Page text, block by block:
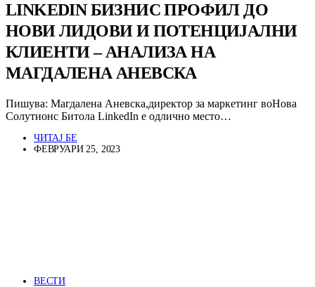
LINKEDIN БИЗНИС ПРОФИЛ ДО
НОВИ ЛИДОВИ И ПОТЕНЦИЈАЛНИ
КЛИЕНТИ – АНАЛИЗА НА
МАГДАЛЕНА АНЕВСКА
Пишува: Магдалена Аневска,директор за маркетинг воНова
Солутионс Битола LinkedIn е одлично место…
ЧИТАЈ БЕ
ФЕВРУАРИ 25, 2023
ВЕСТИ